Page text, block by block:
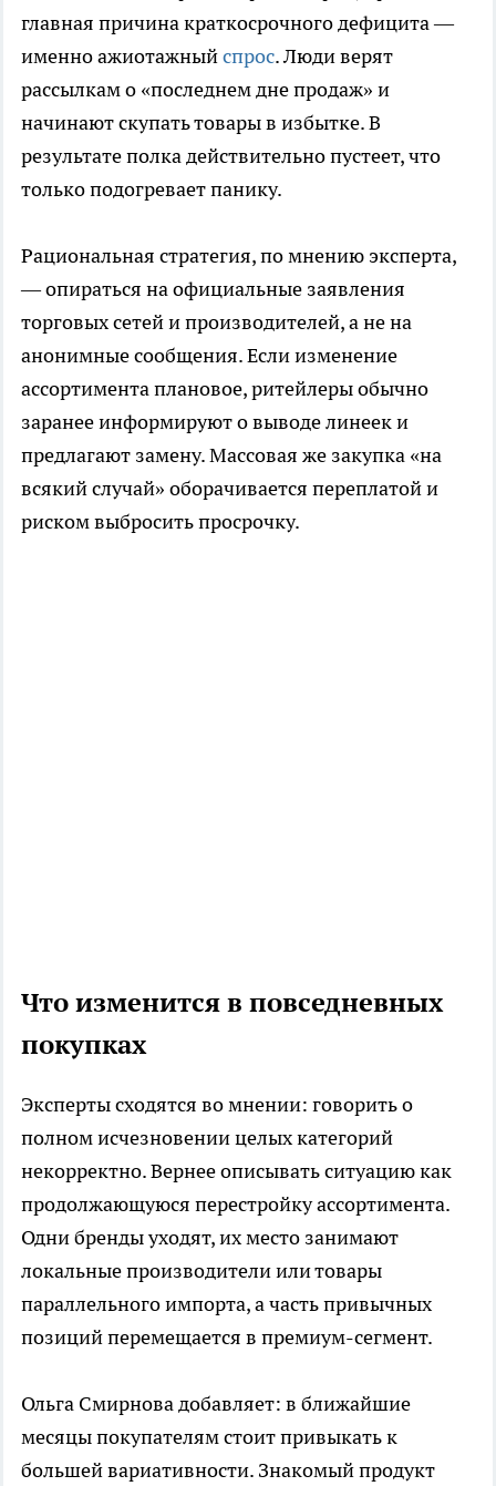
главная причина краткосрочного дефицита —
именно ажиотажныйспрос. Люди верят
рассылкам о «последнем дне продаж» и
начинают скупать товары в избытке. В
результате полка действительно пустеет, что
только подогревает панику.
Рациональная стратегия, по мнению эксперта,
— опираться на официальные заявления
торговых сетей и производителей, а не на
анонимные сообщения. Если изменение
ассортимента плановое, ритейлеры обычно
заранее информируют о выводе линеек и
предлагают замену. Массовая же закупка «на
всякий случай» оборачивается переплатой и
риском выбросить просрочку.
Что изменится в повседневных
покупках
Эксперты сходятся во мнении: говорить о
полном исчезновении целых категорий
некорректно. Вернее описывать ситуацию как
продолжающуюся перестройку ассортимента.
Одни бренды уходят, их место занимают
локальные производители или товары
параллельного импорта, а часть привычных
позиций перемещается в премиум-сегмент.
Ольга Смирнова добавляет: в ближайшие
месяцы покупателям стоит привыкать к
большей вариативности. Знакомый продукт